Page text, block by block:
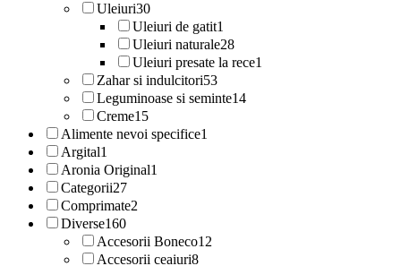
Uleiuri30
Uleiuri de gatit1
Uleiuri naturale28
Uleiuri presate la rece1
Zahar si indulcitori53
Leguminoase si seminte14
Creme15
Alimente nevoi specifice1
Argital1
Aronia Original1
Categorii27
Comprimate2
Diverse160
Accesorii Boneco12
Accesorii ceaiuri8